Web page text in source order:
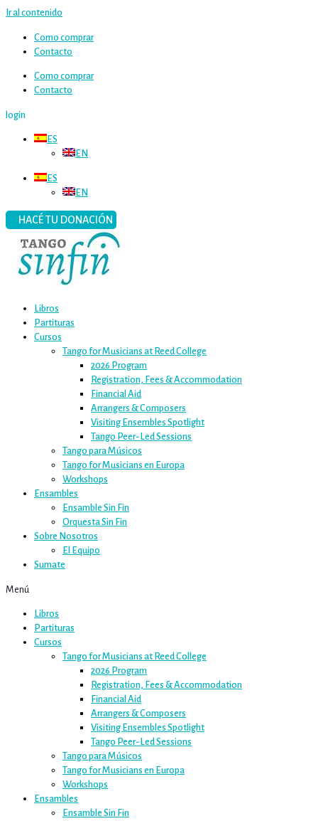
Ir al contenido
Como comprar
Contacto
Como comprar
Contacto
login
ES
EN
ES
EN
HACÉ TU DONACIÓN
Libros
Partituras
Cursos
Tango for Musicians at Reed College
2026 Program
Registration, Fees & Accommodation
Financial Aid
Arrangers & Composers
Visiting Ensembles Spotlight
Tango Peer-Led Sessions
Tango para Músicos
Tango for Musicians en Europa
Workshops
Ensambles
Ensamble Sin Fin
Orquesta Sin Fin
Sobre Nosotros
El Equipo
Sumate
Menú
Libros
Partituras
Cursos
Tango for Musicians at Reed College
2026 Program
Registration, Fees & Accommodation
Financial Aid
Arrangers & Composers
Visiting Ensembles Spotlight
Tango Peer-Led Sessions
Tango para Músicos
Tango for Musicians en Europa
Workshops
Ensambles
Ensamble Sin Fin